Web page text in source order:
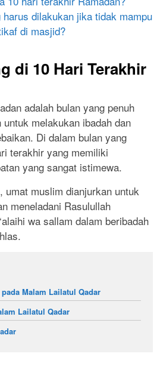
harus dilakukan jika tidak mampu
di masjid?
di 10 Hari Terakhir
adalah bulan yang penuh
melakukan ibadah dan
Di dalam bulan yang
terakhir yang memiliki
yang sangat istimewa.
umat muslim dianjurkan untuk
meneladani Rasulullah
wa sallam dalam beribadah
Malam Lailatul Qadar
Lailatul Qadar